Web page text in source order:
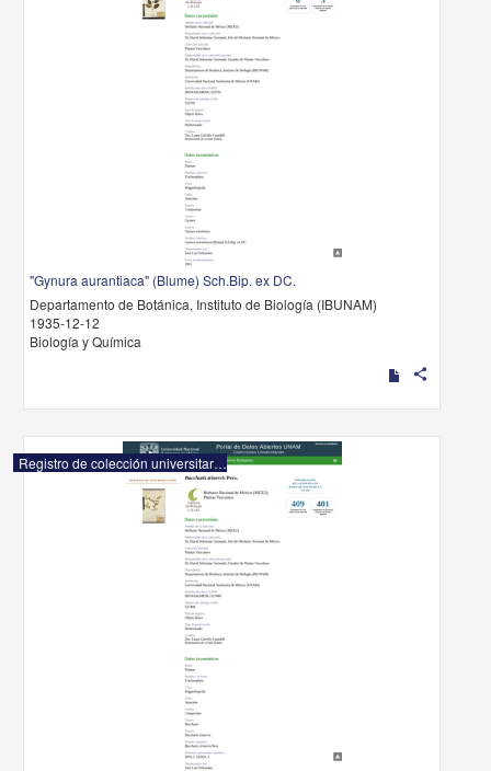
"Gynura aurantiaca" (Blume) Sch.Bip. ex DC.
Departamento de Botánica, Instituto de Biología (IBUNAM)
1935-12-12
Biología y Química
share
Registro de colección universitaria